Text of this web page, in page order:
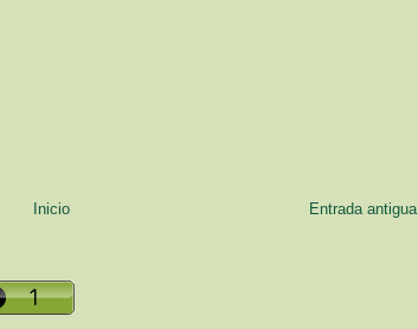
Entrada antigua
Inicio